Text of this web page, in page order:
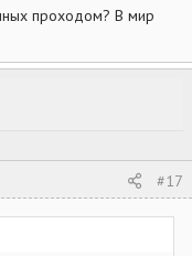
проходом? В мир
#17